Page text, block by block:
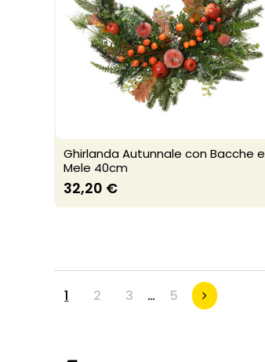
Ghirlanda Autunnale con Bacche e
Mele 40cm
32,20 €
1 2 3 … 5